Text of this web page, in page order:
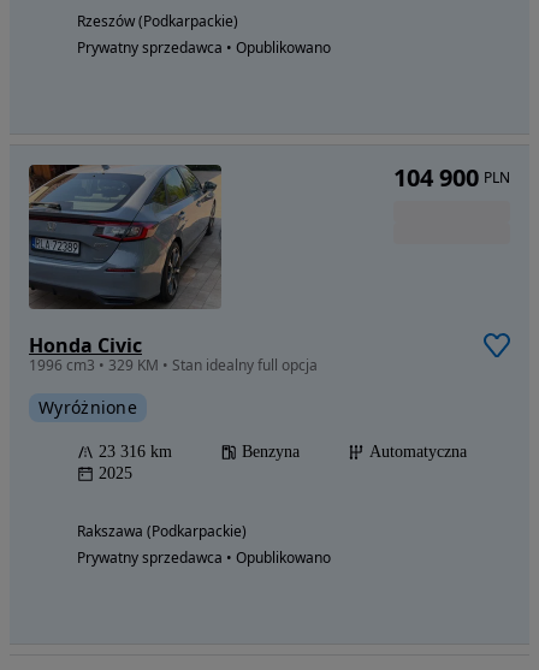
Rzeszów (Podkarpackie)
Prywatny sprzedawca • Opublikowano
Honda Civic
1996 cm3 • 329 KM • Stan idealny full opcja
Wyróżnione
23 316 km Benzyna
Automatyczna
2025
Rakszawa (Podkarpackie)
Prywatny sprzedawca • Opublikowano
104 900 PLN